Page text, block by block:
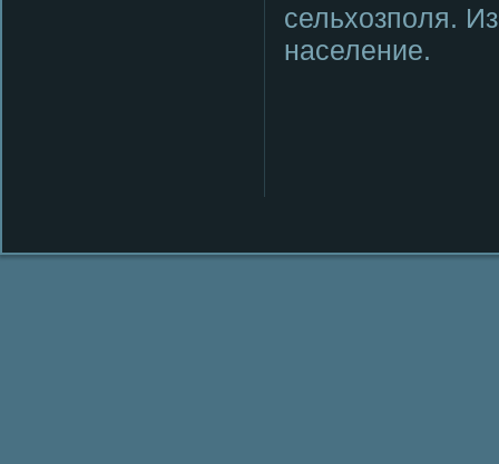
сельхозпοля.
население.